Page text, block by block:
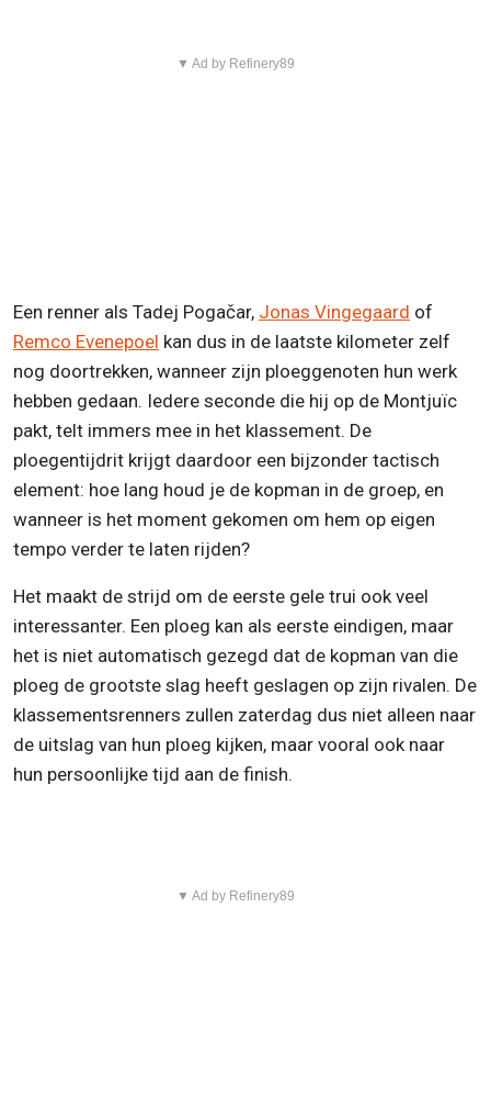
▼ Ad by Refinery89
Een renner als Tadej Pogačar, Jonas Vingegaard of
Remco Evenepoel kan dus in de laatste kilometer zelf
nog doortrekken, wanneer zijn ploeggenoten hun werk
hebben gedaan. Iedere seconde die hij op de Montjuïc
pakt, telt immers mee in het klassement. De
ploegentijdrit krijgt daardoor een bijzonder tactisch
element: hoe lang houd je de kopman in de groep, en
wanneer is het moment gekomen om hem op eigen
tempo verder te laten rijden?
Het maakt de strijd om de eerste gele trui ook veel
interessanter. Een ploeg kan als eerste eindigen, maar
het is niet automatisch gezegd dat de kopman van die
ploeg de grootste slag heeft geslagen op zijn rivalen. De
klassementsrenners zullen zaterdag dus niet alleen naar
de uitslag van hun ploeg kijken, maar vooral ook naar
hun persoonlijke tijd aan de finish.
▼ Ad by Refinery89